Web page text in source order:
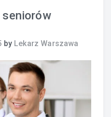
seniorów
by Lekarz Warszawa